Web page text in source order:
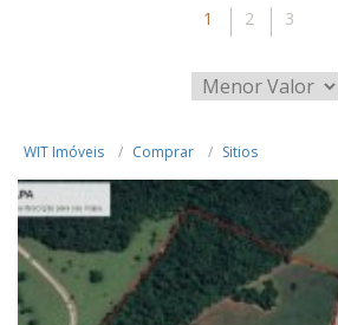
1 2 3
WIT Imóveis Comprar Sitios